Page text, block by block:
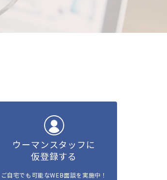
ウーマンスタッフに
仮登録する
ご自宅でも可能なWEB面談を実施中！